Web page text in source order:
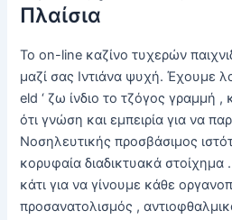
Πλαίσια
Το on-line καζίνο τυχερών
μαζί σας Ιντιάνα ψυχή. Έχουμε
eld ‘ ζω ίνδιο το τζόγος γραμμή
ότι γνώση και εμπειρία για να
Νοσηλευτικής προσβάσιμος
κορυφαία διαδικτυακά
κάτι για να γίνουμε κάθε
προσανατολισμός ,